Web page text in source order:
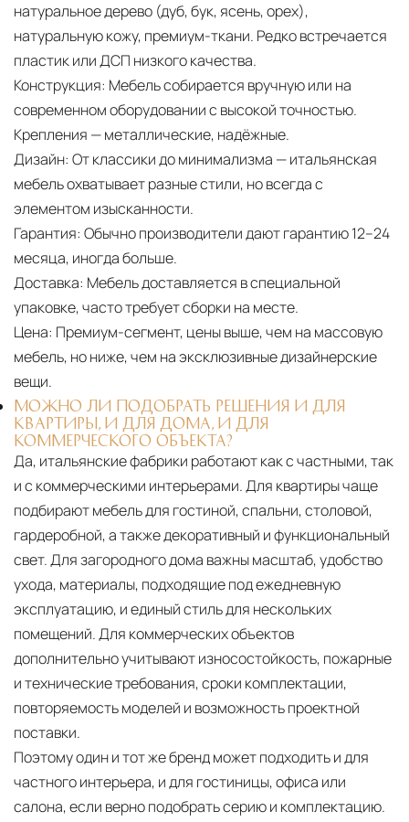
натуральное дерево (дуб, бук, ясень, орех),
натуральную кожу, премиум-ткани. Редко встречается
пластик или ДСП низкого качества.
Конструкция: Мебель собирается вручную или на
современном оборудовании с высокой точностью.
Крепления — металлические, надёжные.
Дизайн: От классики до минимализма — итальянская
мебель охватывает разные стили, но всегда с
элементом изысканности.
Гарантия: Обычно производители дают гарантию 12–24
месяца, иногда больше.
Доставка: Мебель доставляется в специальной
упаковке, часто требует сборки на месте.
Цена: Премиум-сегмент, цены выше, чем на массовую
мебель, но ниже, чем на эксклюзивные дизайнерские
вещи.
МОЖНО ЛИ ПОДОБРАТЬ РЕШЕНИЯ И ДЛЯ
КВАРТИРЫ, И ДЛЯ ДОМА, И ДЛЯ
КОММЕРЧЕСКОГО ОБЪЕКТА?
Да, итальянские фабрики работают как с частными, так
и с коммерческими интерьерами. Для квартиры чаще
подбирают мебель для гостиной, спальни, столовой,
гардеробной, а также декоративный и функциональный
свет. Для загородного дома важны масштаб, удобство
ухода, материалы, подходящие под ежедневную
эксплуатацию, и единый стиль для нескольких
помещений. Для коммерческих объектов
дополнительно учитывают износостойкость, пожарные
и технические требования, сроки комплектации,
повторяемость моделей и возможность проектной
поставки.
Поэтому один и тот же бренд может подходить и для
частного интерьера, и для гостиницы, офиса или
салона, если верно подобрать серию и комплектацию.